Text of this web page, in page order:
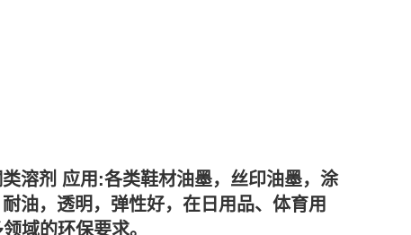
溶剂 应用:各类鞋材油墨，丝印油墨，涂
油，透明，弹性好，在日用品、体育用
域的环保要求。